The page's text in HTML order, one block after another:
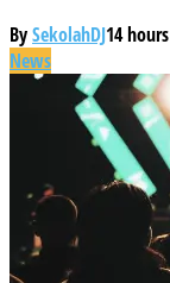
BySekolahDJ14
News